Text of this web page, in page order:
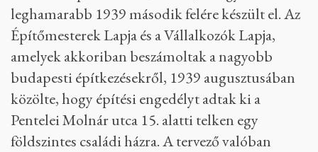
leghamarabb 1939 második felére készült el. Az
Építőmesterek Lapja és a Vállalkozók Lapja,
amelyek akkoriban beszámoltak a nagyobb
budapesti építkezésekről, 1939 augusztusában
közölte, hogy építési engedélyt adtak ki a
Pentelei Molnár utca 15. alatti telken egy
földszintes családi házra. A tervező valóban